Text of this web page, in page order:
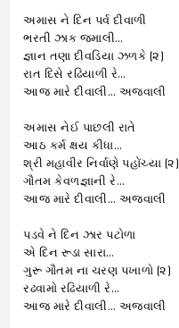
અમાસ ને દિન પર્વ દીવાળી
ભરતી ઝાક જમાલી…
જ્ઞાન તણા દીવડિયા ઝળકે (૨)
રાત દિસે રઢિયાળી રે…
આજ મારે દીવાલી… અજવાલી
અમાસ નેઈ પાછલી રાતે
આઠ કર્મ ક્ષય કીધા…
શ્રી મહાવીર નિર્વાણે પહોંચ્યા (૨)
ગૌતમ કેવળજ્ઞાની રે…
આજ મારે દીવાલી… અજવાલી
પડવે ને દિન ઝાર પટોળા
એ દિન રૂડા સારા…
ગુરૂ ગૌતમ ના ચરણ પખાળો (૨)
રઢવામો રઢિયાળી રે…
આજ મારે દીવાલી… અજવાલી